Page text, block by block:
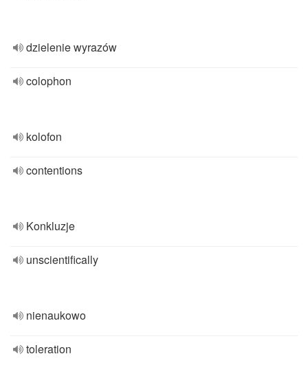
dzielenie wyrazów
colophon
kolofon
contentions
Konkluzje
unscientifically
nienaukowo
toleration